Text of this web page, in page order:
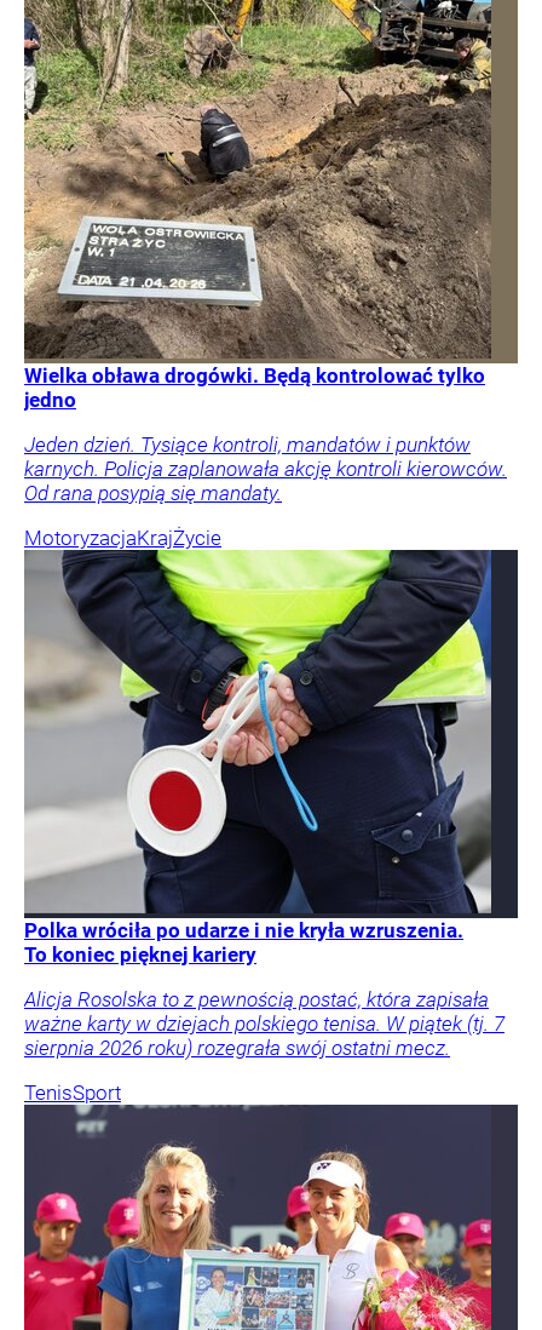
Wielka obława drogówki. Będą kontrolować tylko
jedno
Jeden dzień. Tysiące kontroli, mandatów i punktów
karnych. Policja zaplanowała akcję kontroli kierowców.
Od rana posypią się mandaty.
MotoryzacjaKrajŻycie
Polka wróciła po udarze i nie kryła wzruszenia.
To koniec pięknej kariery
Alicja Rosolska to z pewnością postać, która zapisała
ważne karty w dziejach polskiego tenisa. W piątek (tj. 7
sierpnia 2026 roku) rozegrała swój ostatni mecz.
TenisSport